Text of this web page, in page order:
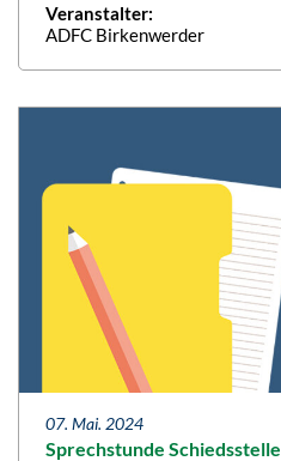
Veranstalter:
ADFC Birkenwerder
07. Mai. 2024
Sprechstunde Schiedsstelle